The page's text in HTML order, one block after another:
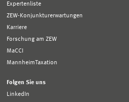
Expertenliste
ZEW-Konjunkturerwartungen
Karriere
Forschung am ZEW
MaCCI
MannheimTaxation
Folgen Sie uns
LinkedIn